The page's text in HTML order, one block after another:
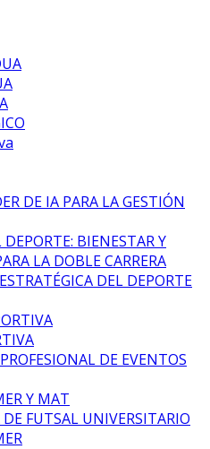
DE IA PARA LA GESTIÓN
BIENESTAR Y
LA DOBLE CARRERA
DEL DEPORTE
DE EVENTOS
Y MAT
FUTSAL UNIVERSITARIO